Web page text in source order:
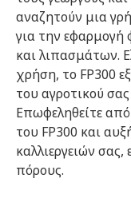
αναζητούν μια
για την
και λιπασμάτων.
χρήση, το FP300
του αγροτικού
Επωφεληθείτε
του FP300 και
καλλιεργειών σας,
πόρους.